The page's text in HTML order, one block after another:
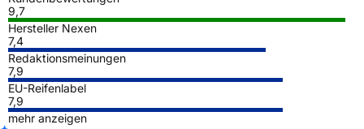
9,7
Hersteller Nexen
7,4
Redaktionsmeinungen
7,9
EU-Reifenlabel
7,9
mehr anzeigen